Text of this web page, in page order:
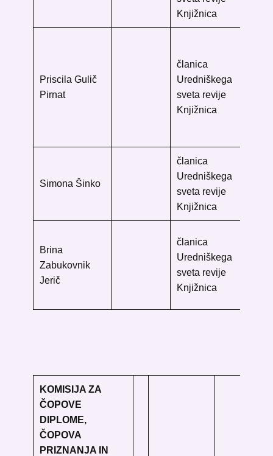
Knjižnica
Priscila Gulič
Pirnat
članica
Uredniškega
sveta revije
Knjižnica
Simona Šinko
članica
Uredniškega
sveta revije
Knjižnica
Brina
Zabukovnik
Jerič
članica
Uredniškega
sveta revije
Knjižnica
KOMISIJA ZA
ČOPOVE
DIPLOME,
ČOPOVA
PRIZNANJA IN